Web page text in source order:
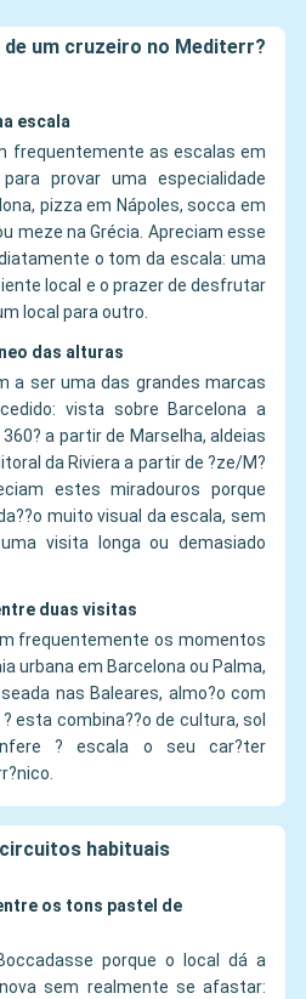
um cruzeiro no Mediterr?
escala
frequentemente as escalas em
provar uma especialidade
pizza em Nápoles, socca em
meze na Grécia. Apreciam esse
o tom da escala: uma
local e o prazer de desfrutar
local para outro.
das alturas
a ser uma das grandes marcas
vista sobre Barcelona a
a partir de Marselha, aldeias
da Riviera a partir de ?ze/M?
estes miradouros porque
muito visual da escala, sem
visita longa ou demasiado
duas visitas
frequentemente os momentos
urbana em Barcelona ou Palma,
nas Baleares, almo?o com
esta combina??o de cultura, sol
? escala o seu car?ter
habituais
os tons pastel de
porque o local dá a
sem realmente se afastar: